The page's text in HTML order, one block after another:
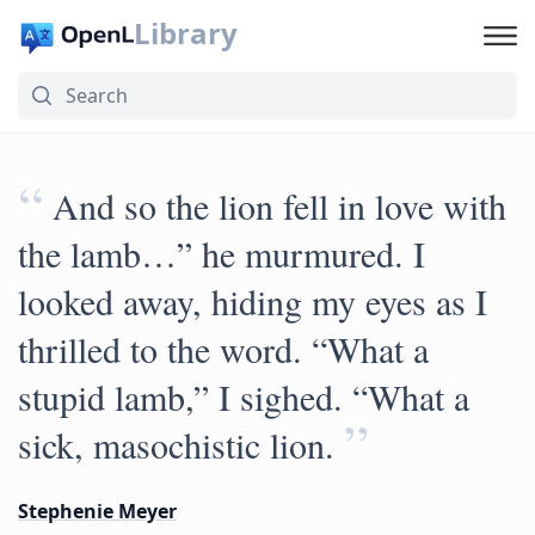
Library
“ And so the lion fell in love with
the lamb…” he murmured. I
looked away, hiding my eyes as I
thrilled to the word. “What a
stupid lamb,” I sighed. “What a
sick, masochistic lion. ”
Stephenie Meyer